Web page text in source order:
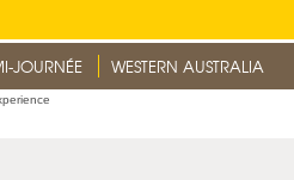
JOURNÉE WESTERN AUSTRALIA